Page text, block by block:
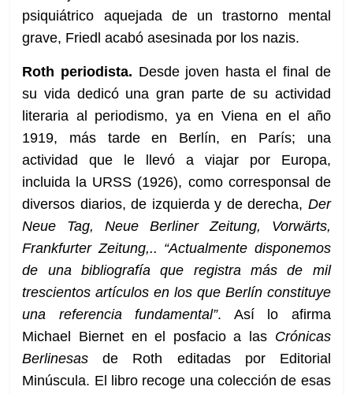
psiquiátrico aquejada de un trastorno mental
grave, Friedl acabó asesinada por los nazis.
Roth periodista. Desde joven hasta el final de
su vida dedicó una gran parte de su actividad
literaria al periodismo, ya en Viena en el año
1919, más tarde en Berlín, en París; una
actividad que le llevó a viajar por Europa,
incluida la URSS (1926), como corresponsal de
diversos diarios, de izquierda y de derecha, Der
Neue Tag, Neue Berliner Zeitung, Vorwärts,
Frankfurter Zeitung,.. “Actualmente disponemos
de una bibliografía que registra más de mil
trescientos artículos en los que Berlín constituye
una referencia fundamental”. Así lo afirma
Michael Biernet en el posfacio a las Crónicas
Berlinesasde Roth editadas por Editorial
Minúscula. El libro recoge una colección de esas